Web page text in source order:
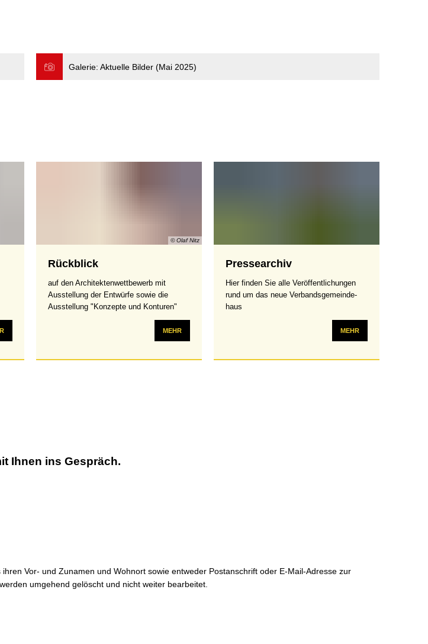
Galerie: Aktuelle Bilder (Mai 2025)
© Olaf Nitz
Rückblick
auf den Architektenwettbewerb mit
Ausstellung der Entwürfe sowie die
Ausstellung "Konzepte und Konturen"
MEHR
Pressearchiv
Hier finden Sie alle Veröffentlichungen
rund um das neue Verbandsgemeinde-
haus
MEHR
Ihnen ins Gespräch.
Vor- und Zunamen und Wohnort sowie entweder Postanschrift oder E-Mail-Adresse zur
umgehend gelöscht und nicht weiter bearbeitet.